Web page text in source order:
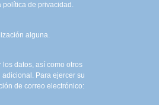
política de privacidad.
alguna.
datos, así como otros
Para ejercer su
de correo electrónico: